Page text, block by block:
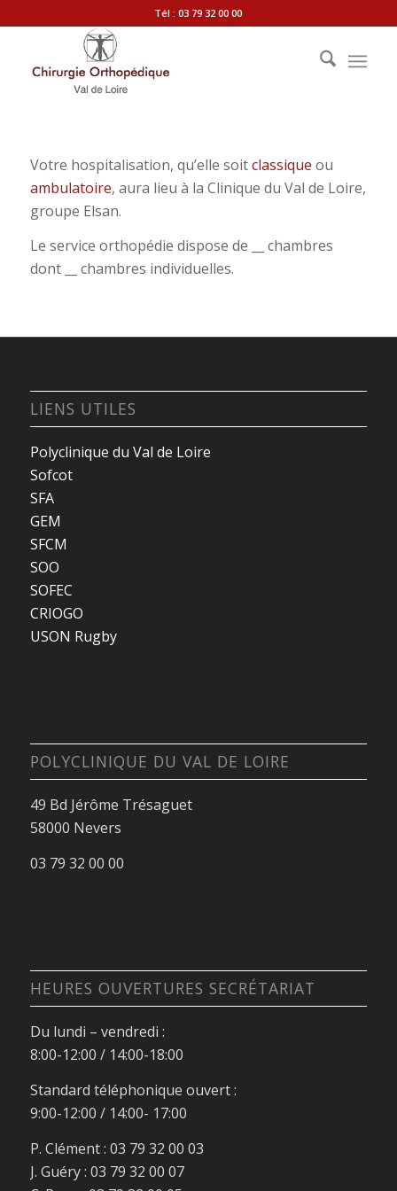
Tél : 03 79 32 00 00
Votre hospitalisation, qu’elle soitclassique ou
ambulatoire, aura lieu à la Clinique du Val de Loire,
groupe Elsan.
Le service orthopédie dispose de __ chambres
dont __ chambres individuelles.
LIENS UTILES
Polyclinique du Val de Loire
Sofcot
SFA
GEM
SFCM
SOO
SOFEC
CRIOGO
USON Rugby
POLYCLINIQUE DU VAL DE LOIRE
49 Bd Jérôme Trésaguet
58000 Nevers
03 79 32 00 00
HEURES OUVERTURES SECRÉTARIAT
Du lundi – vendredi :
8:00-12:00 / 14:00-18:00
Standard téléphonique ouvert :
9:00-12:00 / 14:00- 17:00
P. Clément : 03 79 32 00 03
J. Guéry : 03 79 32 00 07